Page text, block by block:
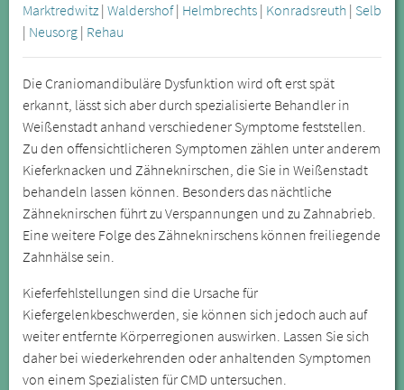
Marktredwitz | Waldershof| Helmbrechts | Konradsreuth | Selb
| Neusorg | Rehau
Die Craniomandibuläre Dysfunktion wird oft erst spät
erkannt, lässt sich aber durch spezialisierte Behandler in
Weißenstadt anhand verschiedener Symptome feststellen.
Zu den offensichtlicheren Symptomen zählen unter anderem
Kieferknacken und Zähneknirschen, die Sie in Weißenstadt
behandeln lassen können. Besonders das nächtliche
Zähneknirschen führt zu Verspannungen und zu Zahnabrieb.
Eine weitere Folge des Zähneknirschens können freiliegende
Zahnhälse sein.
Kieferfehlstellungen sind die Ursache für
Kiefergelenkbeschwerden, sie können sich jedoch auch auf
weiter entfernte Körperregionen auswirken. Lassen Sie sich
daher bei wiederkehrenden oder anhaltenden Symptomen
von einem Spezialisten für CMD untersuchen.